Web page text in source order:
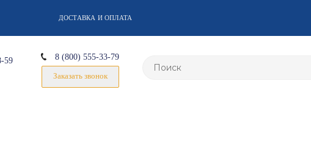
ДОСТАВКА И ОПЛАТА
59 8 (800) 555-33-79
Заказать звонок